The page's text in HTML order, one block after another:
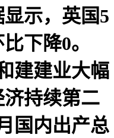
示，英国5
下降0。
建建业大幅
持续第二
国内出产总